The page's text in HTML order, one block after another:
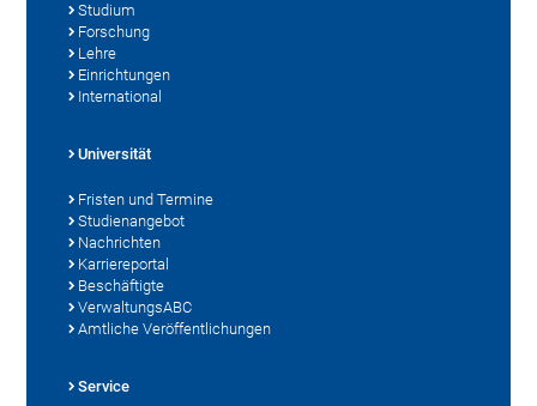
Studium
Forschung
Lehre
Einrichtungen
International
Universität
Fristen und Termine
Studienangebot
Nachrichten
Karriereportal
Beschäftigte
VerwaltungsABC
Amtliche Veröffentlichungen
Service